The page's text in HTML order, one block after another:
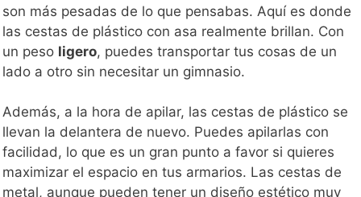
son más pesadas de lo que pensabas. Aquí es donde
las cestas de plástico con asa realmente brillan. Con
un peso ligero, puedes transportar tus cosas de un
lado a otro sin necesitar un gimnasio.
Además, a la hora de apilar, las cestas de plástico se
llevan la delantera de nuevo. Puedes apilarlas con
facilidad, lo que es un gran punto a favor si quieres
maximizar el espacio en tus armarios. Las cestas de
metal, aunque pueden tener un diseño estético muy